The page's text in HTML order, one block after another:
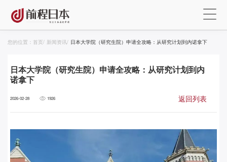
您的位置： 首页/ 新闻资讯/ 日本大学院（研究生院）申请全攻略：从研究计划到内诺拿下
日本大学院（研究生院）申请全攻略：从研究计划到内
诺拿下
2026-02-28 1926 返回列表